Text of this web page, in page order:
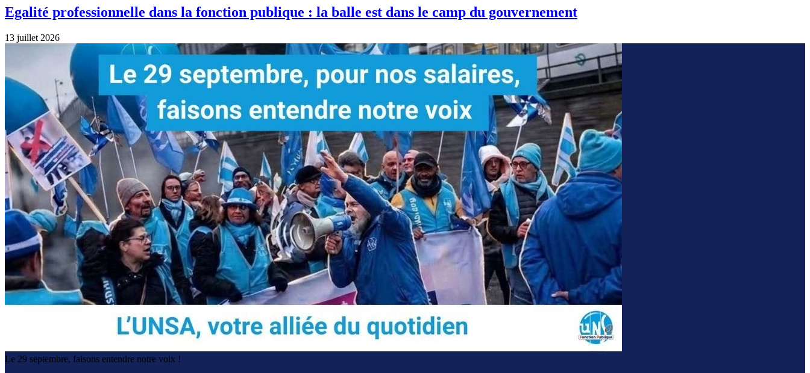
Egalité professionnelle dans la fonction publique : la balle est dans le camp du gouvernement
13 juillet 2026
Le 29 septembre, faisons entendre notre voix !